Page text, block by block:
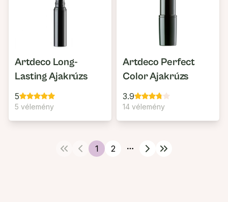
Artdeco Long-
Lasting Ajakrúzs
5
5 vélemény
Artdeco Perfect
Color Ajakrúzs
3.9
14 vélemény
1 2
More pages